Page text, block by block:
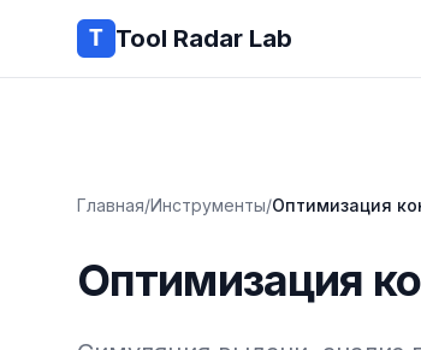
Tool Radar Lab
Главная/Инструменты/Оптимизация
Оптимизация